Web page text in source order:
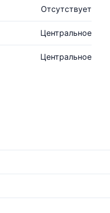
Отсутствует
Центральное
Центральное